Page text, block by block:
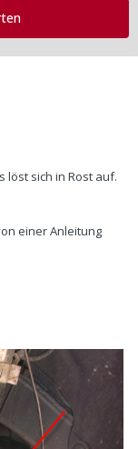
löst sich in Rost auf.
einer Anleitung